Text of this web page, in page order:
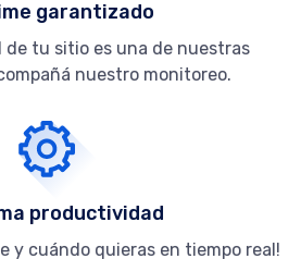
garantizado
de tu sitio es una de nuestras
nuestro monitoreo.
productividad
y cuándo quieras en tiempo real!